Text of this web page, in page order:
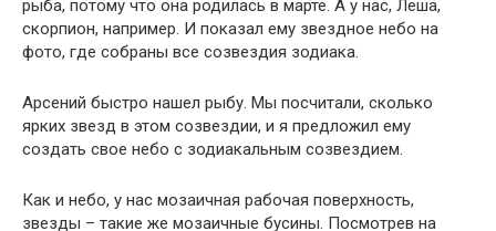
рыба, потому что она родилась в марте. А у нас, Леша,
скорпион, например. И показал ему звездное небо на
фото, где собраны все созвездия зодиака.
Арсений быстро нашел рыбу. Мы посчитали, сколько
ярких звезд в этом созвездии, и я предложил ему
создать свое небо с зодиакальным созвездием.
Как и небо, у нас мозаичная рабочая поверхность,
звезды – такие же мозаичные бусины. Посмотрев на